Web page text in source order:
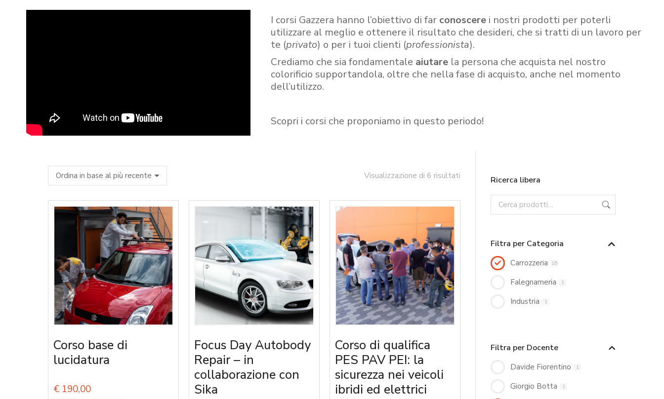
I corsi Gazzera hanno l’obiettivo di far conoscerei nostri prodotti per poterli
utilizzare al meglio e ottenere il risultato che desideri, che si tratti di un lavoro per
te (privato) o per i tuoi clienti (professionista).
Crediamo che sia fondamentale aiutare la persona che acquista nel nostro
colorificio supportandola, oltre che nella fase di acquisto, anche nel momento
dell’utilizzo.
Scopri i corsi che proponiamo in questo periodo!
Visualizzazione di 6 risultati
Corso base di
lucidatura
€ 190,00
Focus Day Autobody
Repair – in
collaborazione con
Sika
Corso di qualifica
PES PAV PEI: la
sicurezza nei veicoli
ibridi ed elettrici
Ricerca libera
Filtra per Categoria
Carrozzeria 15
Falegnameria 1
Industria 1
Filtra per Docente
Davide Fiorentino 1
Giorgio Botta 1